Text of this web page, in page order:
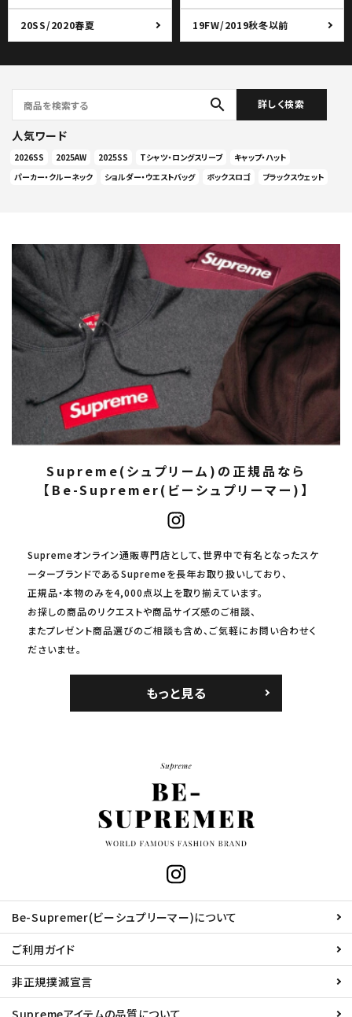
20SS/2020春夏 19FW/2019秋冬以前
search 詳しく検索
人気ワード
2026SS 2025AW 2025SS Tシャツ・ロングスリーブ
キャップ・ハット
パーカー・クルーネック
ショルダー・ウエストバッグ ボックスロゴ ブラックスウェット
Supreme(シュプリーム)の正規品なら
【Be-Supremer(ビーシュプリーマー)】
Supremeオンライン通販専門店として、世界中で有名となったスケ
ーターブランドであるSupremeを長年お取り扱いしており、
正規品・本物のみを4,000点以上を取り揃えています。
お探しの商品のリクエストや商品サイズ感のご相談、
またプレゼント商品選びのご相談も含め、ご気軽にお問い合わせく
ださいませ。
もっと見る
Be-Supremer(ビーシュプリーマー)について
ご利用ガイド
非正規撲滅宣言